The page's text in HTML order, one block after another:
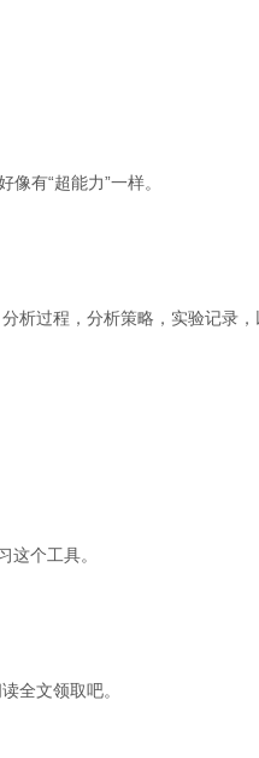
有“超能力”一样。
析过程，分析策略，实验记录
个工具。
全文领取吧。